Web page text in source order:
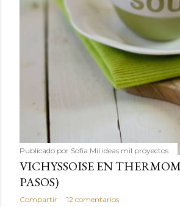
Publicado por Sofía Mil ideas mil proyectos
VICHYSSOISE EN
PASOS)
Compartir 12 comentarios